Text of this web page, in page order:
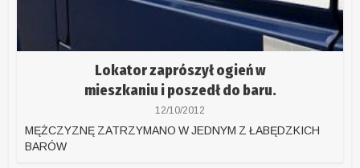
Lokator zaprószył ogień w
mieszkaniu i poszedł do baru.
12/10/2012
MĘŻCZYZNĘ ZATRZYMANO W JEDNYM Z ŁABĘDZKICH
BARÓW